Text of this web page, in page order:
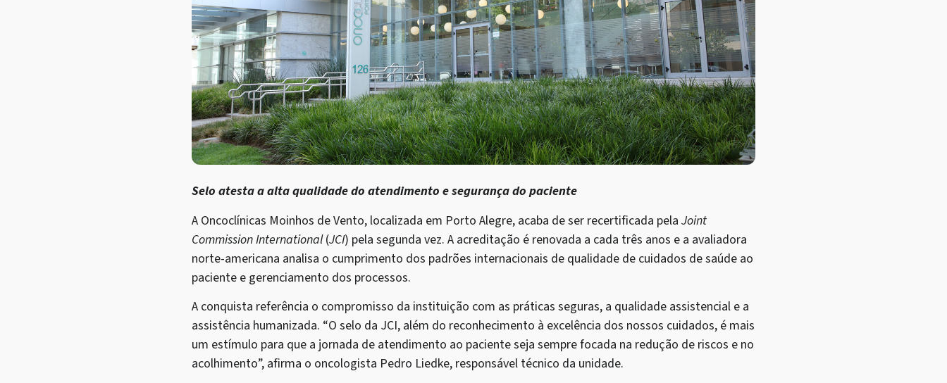
Selo atesta a alta qualidade do atendimento e segurança do paciente
A Oncoclínicas Moinhos de Vento, localizada em Porto Alegre, acaba de ser recertificada pela Joint
Commission International(JCI) pela segunda vez. A acreditação é renovada a cada três anos e a avaliadora
norte-americana analisa o cumprimento dos padrões internacionais de qualidade de cuidados de saúde ao
paciente e gerenciamento dos processos.
A conquista referência o compromisso da instituição com as práticas seguras, a qualidade assistencial e a
assistência humanizada. “O selo da JCI, além do reconhecimento à excelência dos nossos cuidados, é mais
um estímulo para que a jornada de atendimento ao paciente seja sempre focada na redução de riscos e no
acolhimento”, afirma o oncologista Pedro Liedke, responsável técnico da unidade.